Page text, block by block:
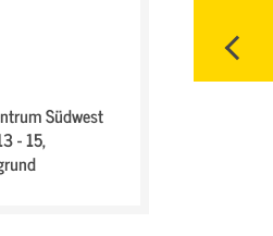
Südwest
- 15,